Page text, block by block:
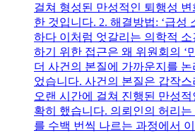
걸쳐 형성된 만성적인 퇴행성
한 것입니다. 2. 해결방법: ‘급성
하다 이처럼 엇갈리는 의학적
하기 위한 접근은 왜 위원회의 ‘
더 사건의 본질에 가까운지를 논
었습니다. 사건의 본질은 갑작스
오랜 시간에 걸쳐 진행된 만성적
확히 했습니다. 의뢰인의 허리
를 수백 번씩 나르는 과정에서